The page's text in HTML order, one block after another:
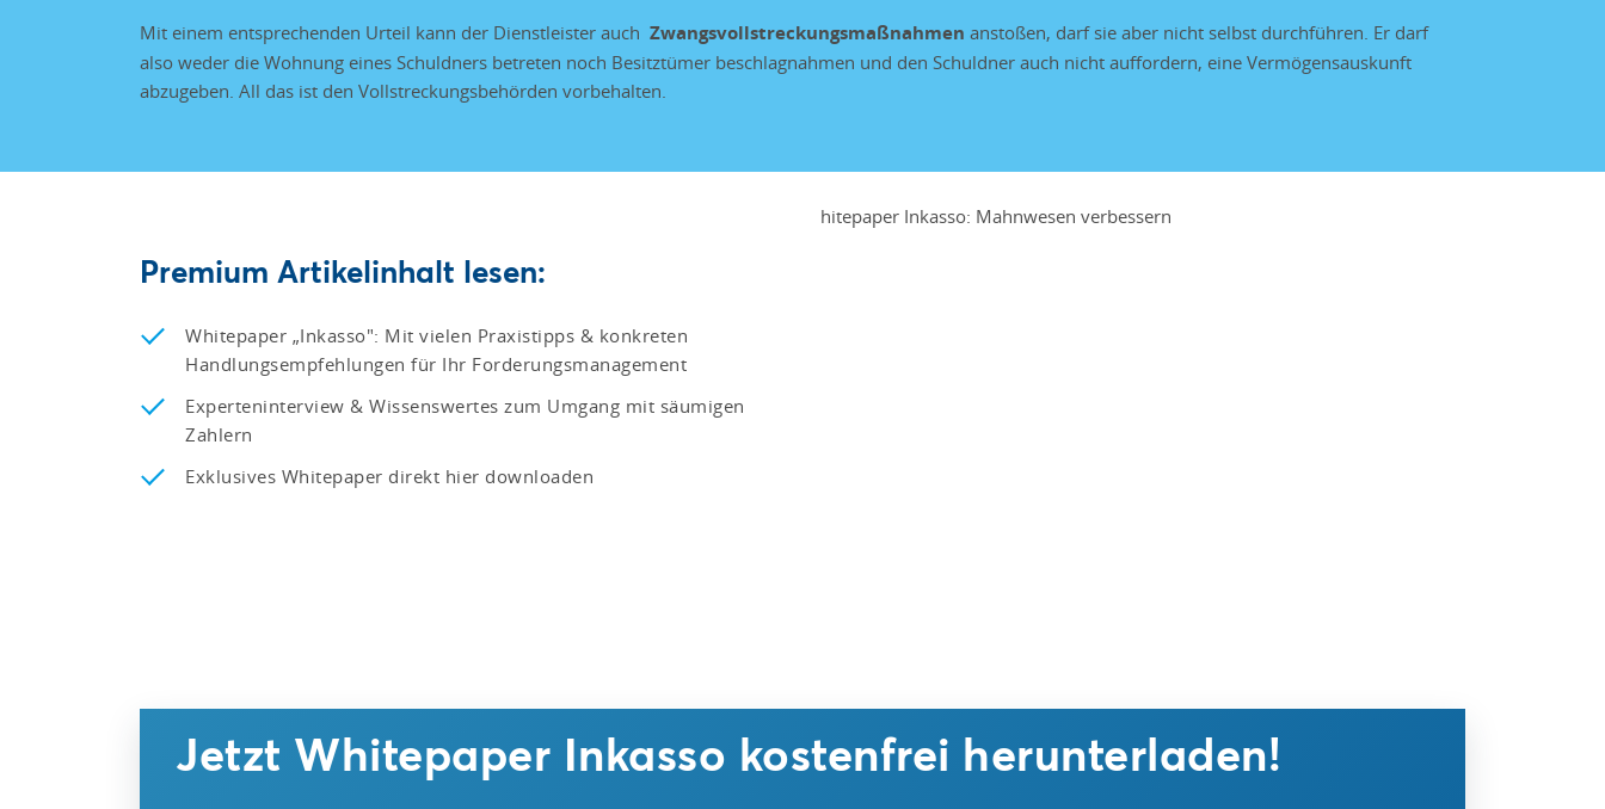
Mit einem entsprechenden Urteil kann der Dienstleister auch Zwangsvollstreckungsmaßnahmen anstoßen, darf sie aber nicht selbst durchführen. Er darf
also weder die Wohnung eines Schuldners betreten noch Besitztümer beschlagnahmen und den Schuldner auch nicht auffordern, eine Vermögensauskunft
abzugeben. All das ist den Vollstreckungsbehörden vorbehalten.
Premium Artikelinhalt lesen:
Whitepaper „Inkasso": Mit vielen Praxistipps & konkreten
Handlungsempfehlungen für Ihr Forderungsmanagement
Experteninterview & Wissenswertes zum Umgang mit säumigen
Zahlern
Exklusives Whitepaper direkt hier downloaden
Jetzt Whitepaper Inkasso kostenfrei herunterladen!